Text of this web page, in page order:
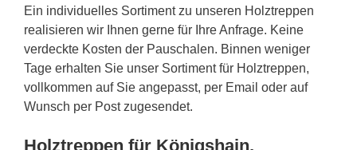
Ein individuelles Sortiment zu unseren Holztreppen
realisieren wir Ihnen gerne für Ihre Anfrage. Keine
verdeckte Kosten der Pauschalen. Binnen weniger
Tage erhalten Sie unser Sortiment für Holztreppen,
vollkommen auf Sie angepasst, per Email oder auf
Wunsch per Post zugesendet.
Holztreppen für Königshain,